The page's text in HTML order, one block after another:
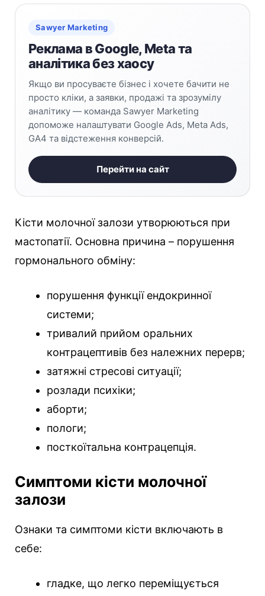
Sawyer Marketing
Реклама в Google, Meta та
аналітика без хаосу
Якщо ви просуваєте бізнес і хочете бачити не
просто кліки, а заявки, продажі та зрозумілу
аналітику — команда Sawyer Marketing
допоможе налаштувати Google Ads, Meta Ads,
GA4 та відстеження конверсій.
Перейти на сайт
Кісти молочної залози утворюються при
мастопатії. Основна причина – порушення
гормонального обміну:
порушення функції ендокринної
системи;
тривалий прийом оральних
контрацептивів без належних перерв;
затяжні стресові ситуації;
розлади психіки;
аборти;
пологи;
посткоїтальна контрацепція.
Симптоми кісти молочної
залози
Ознаки та симптоми кісти включають в
себе:
гладке, що легко переміщується